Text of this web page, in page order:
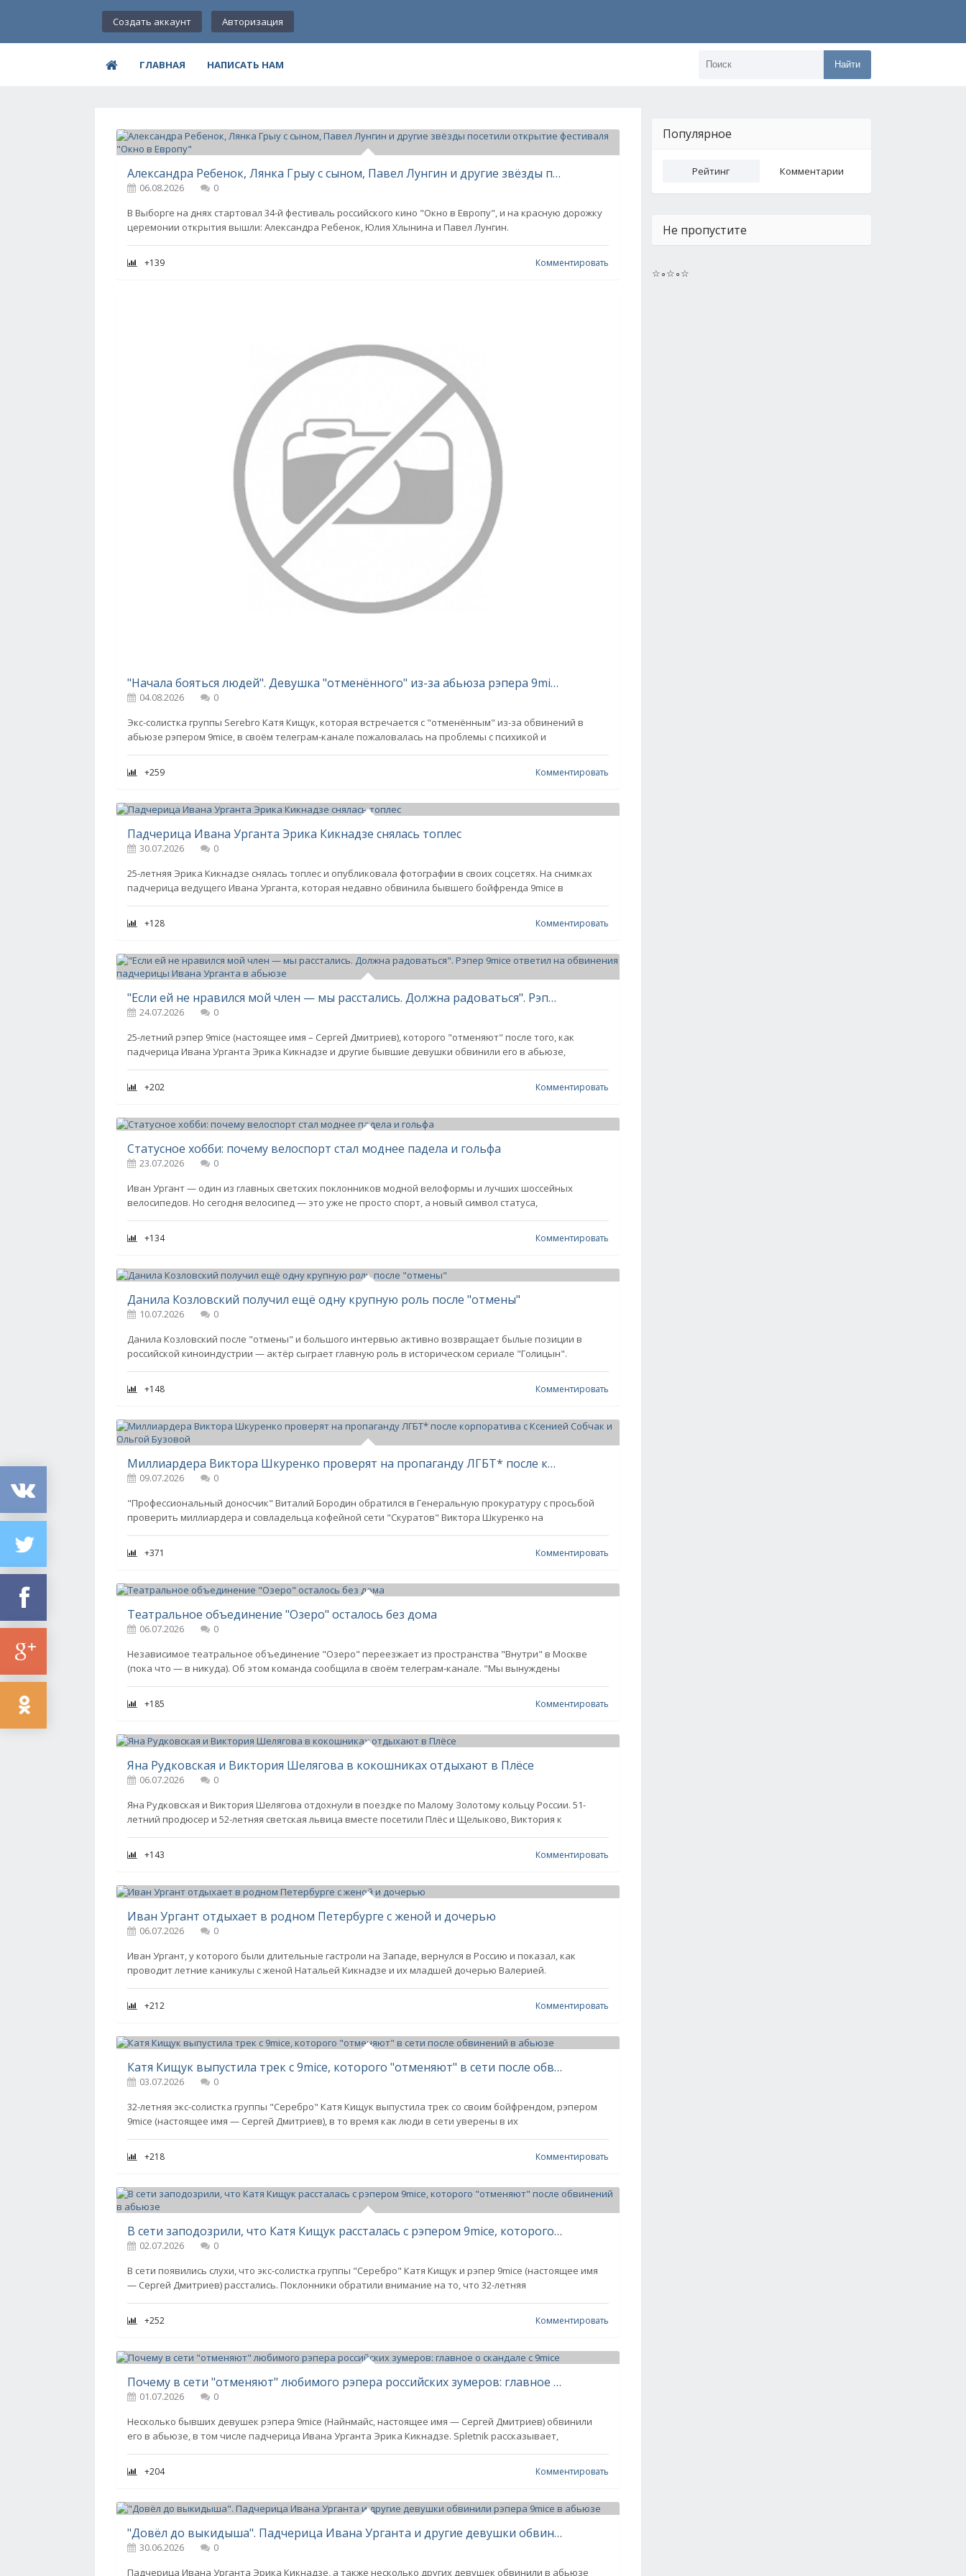
Создать аккаунт Авторизация
ГЛАВНАЯ НАПИСАТЬ НАМ Найти
Александра Ребенок, Лянка Грыу с сыном, Павел Лунгин и другие звёзды посетили открытие фестиваля "Окно в Европу"
06.08.2026
0
В Выборге на днях стартовал 34-й фестиваль российского кино "Окно в Европу", и на красную дорожку
церемонии открытия вышли: Александра Ребенок, Юлия Хлынина и Павел Лунгин.
+139 Комментировать
"Начала бояться людей". Девушка "отменённого" из-за абьюза рэпера 9mice Катя Кищук пожаловалась на проблемы с психикой
04.08.2026
0
Экс-солистка группы Serebro Катя Кищук, которая встречается с "отменённым" из-за обвинений в
абьюзе рэпером 9mice, в своём телеграм-канале пожаловалась на проблемы с психикой и
+259 Комментировать
Падчерица Ивана Урганта Эрика Кикнадзе снялась топлес
30.07.2026
0
25-летняя Эрика Кикнадзе снялась топлес и опубликовала фотографии в своих соцсетях. На снимках
падчерица ведущего Ивана Урганта, которая недавно обвинила бывшего бойфренда 9mice в
+128 Комментировать
"Если ей не нравился мой член — мы расстались. Должна радоваться". Рэпер 9mice ответил на обвинения падчерицы Ивана Урганта в абьюзе
24.07.2026
0
25-летний рэпер 9mice (настоящее имя – Сергей Дмитриев), которого "отменяют" после того, как
падчерица Ивана Урганта Эрика Кикнадзе и другие бывшие девушки обвинили его в абьюзе,
+202 Комментировать
Статусное хобби: почему велоспорт стал моднее падела и гольфа
23.07.2026
0
Иван Ургант — один из главных светских поклонников модной велоформы и лучших шоссейных
велосипедов. Но сегодня велосипед — это уже не просто спорт, а новый символ статуса,
+134 Комментировать
Данила Козловский получил ещё одну крупную роль после "отмены"
10.07.2026
0
Данила Козловский после "отмены" и большого интервью активно возвращает былые позиции в
российской киноиндустрии — актёр сыграет главную роль в историческом сериале "Голицын".
+148 Комментировать
Миллиардера Виктора Шкуренко проверят на пропаганду ЛГБТ* после корпоратива с Ксенией Собчак и Ольгой Бузовой
09.07.2026
0
"Профессиональный доносчик" Виталий Бородин обратился в Генеральную прокуратуру с просьбой
проверить миллиардера и совладельца кофейной сети "Скуратов" Виктора Шкуренко на
+371 Комментировать
Театральное объединение "Озеро" осталось без дома
06.07.2026
0
Независимое театральное объединение "Озеро" переезжает из пространства "Внутри" в Москве
(пока что — в никуда). Об этом команда сообщила в своём телеграм-канале. "Мы вынуждены
+185 Комментировать
Яна Рудковская и Виктория Шелягова в кокошниках отдыхают в Плёсе
06.07.2026
0
Яна Рудковская и Виктория Шелягова отдохнули в поездке по Малому Золотому кольцу России. 51-
летний продюсер и 52-летняя светская львица вместе посетили Плёс и Щелыково, Виктория к
+143 Комментировать
Иван Ургант отдыхает в родном Петербурге с женой и дочерью
06.07.2026
0
Иван Ургант, у которого были длительные гастроли на Западе, вернулся в Россию и показал, как
проводит летние каникулы с женой Натальей Кикнадзе и их младшей дочерью Валерией.
+212 Комментировать
Катя Кищук выпустила трек с 9mice, которого "отменяют" в сети после обвинений в абьюзе
03.07.2026
0
32-летняя экс-солистка группы "Серебро" Катя Кищук выпустила трек со своим бойфрендом, рэпером
9mice (настоящее имя — Сергей Дмитриев), в то время как люди в сети уверены в их
+218 Комментировать
В сети заподозрили, что Катя Кищук рассталась с рэпером 9mice, которого "отменяют" после обвинений в абьюзе
02.07.2026
0
В сети появились слухи, что экс-солистка группы "Серебро" Катя Кищук и рэпер 9mice (настоящее имя
— Сергей Дмитриев) расстались. Поклонники обратили внимание на то, что 32-летняя
+252 Комментировать
Почему в сети "отменяют" любимого рэпера российских зумеров: главное о скандале с 9mice
01.07.2026
0
Несколько бывших девушек рэпера 9mice (Найнмайс, настоящее имя — Сергей Дмитриев) обвинили
его в абьюзе, в том числе падчерица Ивана Урганта Эрика Кикнадзе. Spletnik рассказывает,
+204 Комментировать
"Довёл до выкидыша". Падчерица Ивана Урганта и другие девушки обвинили рэпера 9mice в абьюзе
30.06.2026
0
Падчерица Ивана Урганта Эрика Кикнадзе, а также несколько других девушек обвинили в абьюзе
Популярное
Рейтинг Комментарии
Не пропустите
☆∘☆∘☆